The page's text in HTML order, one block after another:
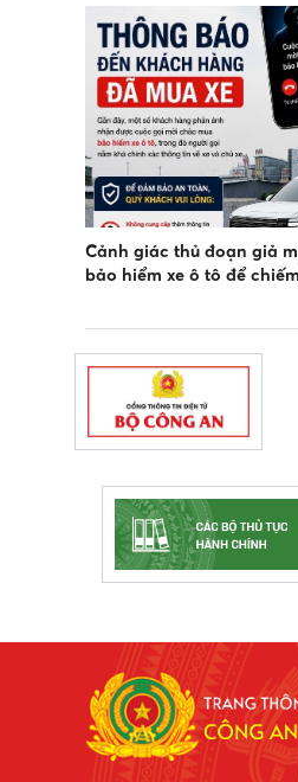
Cảnh giác thủ đoạn giả
bảo hiểm xe ô tô để